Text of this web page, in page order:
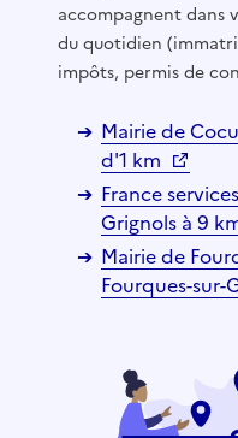
accompagnent dans
du quotidien
impôts, permis de
Mairie de
d'1 km
France
Grignols à 9
Mairie de
Fourques-sur-